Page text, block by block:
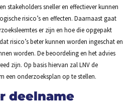
stakeholders sneller en effectiever kunnen
risico’s en effecten. Daarnaast gaat
er zijn en hoe die opgepakt
risico’s beter kunnen worden ingeschat en
worden. De beoordeling en het advies
zijn. Op basis hiervan zal LNV de
een onderzoeksplan op te stellen.
deelname